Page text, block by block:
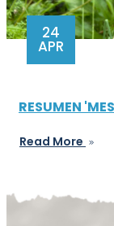
24
APR
RESUMEN
Read More